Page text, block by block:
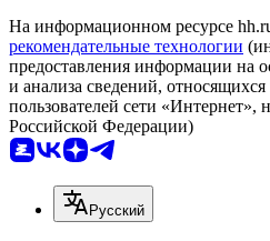
На информационном ресурсе
рекомендательные технологии
предоставления информации на
и анализа сведений,
пользователей сети «Интернет»,
Российской Федерации)
Русский